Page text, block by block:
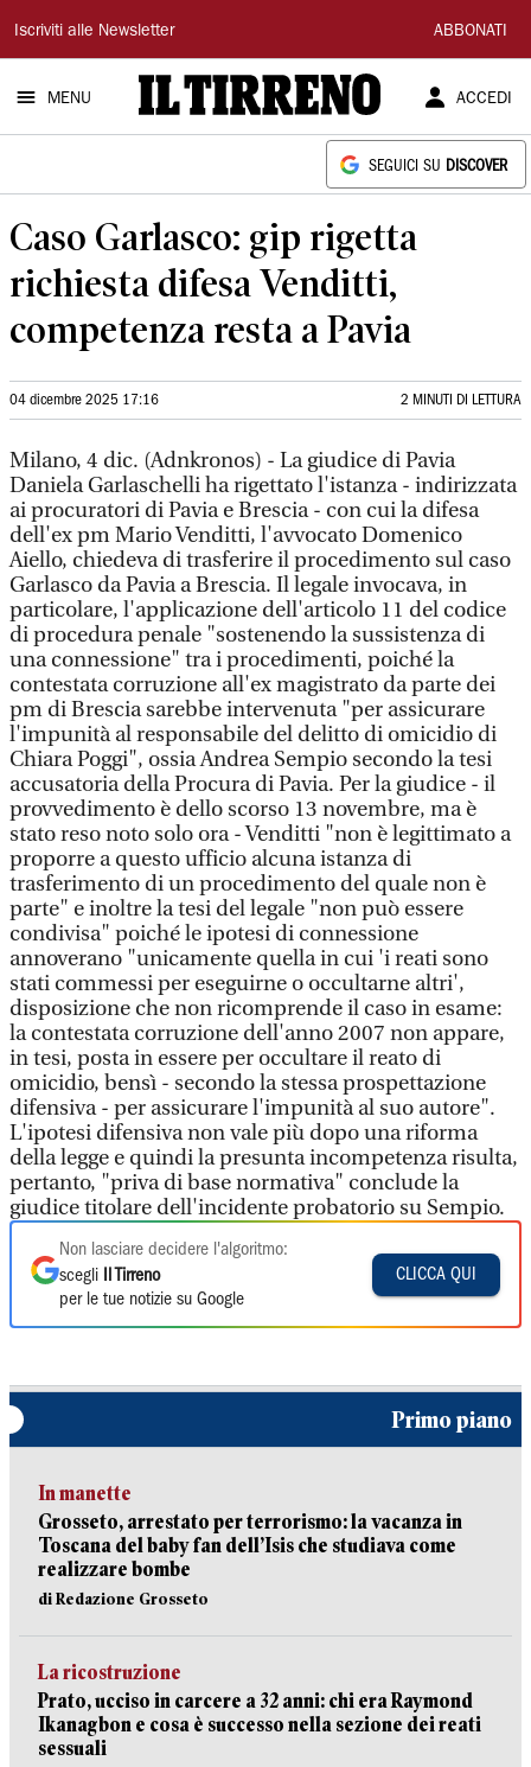
Il
Tirreno
Iscriviti alle Newsletter ABBONATI
MENU ACCEDI
SEGUICI SU DISCOVER
Caso Garlasco: gip rigetta
richiesta difesa Venditti,
competenza resta a Pavia
04 dicembre 2025 17:16 2 MINUTI DI LETTURA
Milano, 4 dic. (Adnkronos) - La giudice di Pavia
Daniela Garlaschelli ha rigettato l'istanza - indirizzata
ai procuratori di Pavia e Brescia - con cui la difesa
dell'ex pm Mario Venditti, l'avvocato Domenico
Aiello, chiedeva di trasferire il procedimento sul caso
Garlasco da Pavia a Brescia. Il legale invocava, in
particolare, l'applicazione dell'articolo 11 del codice
di procedura penale "sostenendo la sussistenza di
una connessione" tra i procedimenti, poiché la
contestata corruzione all'ex magistrato da parte dei
pm di Brescia sarebbe intervenuta "per assicurare
l'impunità al responsabile del delitto di omicidio di
Chiara Poggi", ossia Andrea Sempio secondo la tesi
accusatoria della Procura di Pavia. Per la giudice - il
provvedimento è dello scorso 13 novembre, ma è
stato reso noto solo ora - Venditti "non è legittimato a
proporre a questo ufficio alcuna istanza di
trasferimento di un procedimento del quale non è
parte" e inoltre la tesi del legale "non può essere
condivisa" poiché le ipotesi di connessione
annoverano "unicamente quella in cui 'i reati sono
stati commessi per eseguirne o occultarne altri',
disposizione che non ricomprende il caso in esame:
la contestata corruzione dell'anno 2007 non appare,
in tesi, posta in essere per occultare il reato di
omicidio, bensì - secondo la stessa prospettazione
difensiva - per assicurare l'impunità al suo autore".
L'ipotesi difensiva non vale più dopo una riforma
della legge e quindi la presunta incompetenza risulta,
pertanto, "priva di base normativa" conclude la
giudice titolare dell'incidente probatorio su Sempio.
Non lasciare decidere l'algoritmo:
scegli
Il Tirreno
per le tue notizie su Google
CLICCA QUI
Primo piano
In manette
Grosseto, arrestato per terrorismo: la vacanza in
Toscana del baby fan dell’Isis che studiava come
realizzare bombe
di Redazione Grosseto
La ricostruzione
Prato, ucciso in carcere a 32 anni: chi era Raymond
Ikanagbon e cosa è successo nella sezione dei reati
sessuali